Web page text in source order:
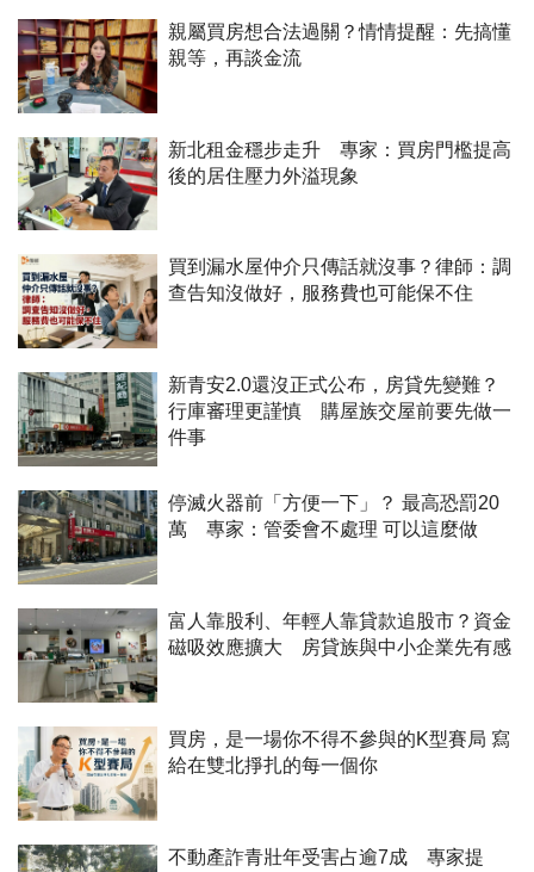
親屬買房想合法過關？情情提醒：先搞懂
親等，再談金流
新北租金穩步走升 專家：買房門檻提高
後的居住壓力外溢現象
買到漏水屋仲介只傳話就沒事？律師：調
查告知沒做好，服務費也可能保不住
新青安2.0還沒正式公布，房貸先變難？
行庫審理更謹慎 購屋族交屋前要先做一
件事
停滅火器前「方便一下」？ 最高恐罰20
萬 專家：管委會不處理 可以這麼做
富人靠股利、年輕人靠貸款追股市？資金
磁吸效應擴大 房貸族與中小企業先有感
買房，是一場你不得不參與的K型賽局 寫
給在雙北掙扎的每一個你
不動產詐青壯年受害占逾7成 專家提